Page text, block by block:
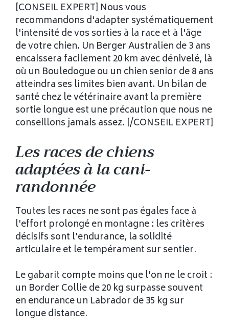
[CONSEIL EXPERT] Nous vous
recommandons d'adapter systématiquement
l'intensité de vos sorties à la race et à l'âge
de votre chien. Un Berger Australien de 3 ans
encaissera facilement 20 km avec dénivelé, là
où un Bouledogue ou un chien senior de 8 ans
atteindra ses limites bien avant. Un bilan de
santé chez le vétérinaire avant la première
sortie longue est une précaution que nous ne
conseillons jamais assez. [/CONSEIL EXPERT]
Les races de chiens
adaptées à la cani-
randonnée
Toutes les races ne sont pas égales face à
l'effort prolongé en montagne : les critères
décisifs sont l'endurance, la solidité
articulaire et le tempérament sur sentier.
Le gabarit compte moins que l'on ne le croit :
un Border Collie de 20 kg surpasse souvent
en endurance un Labrador de 35 kg sur
longue distance.